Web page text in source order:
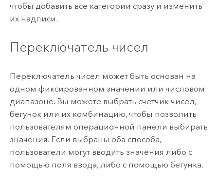
чтобы добавить все категории сразу и изменить
их надписи.
Переключатель чисел
Переключатель чисел может быть основан на
одном фиксированном значении или числовом
диапазоне. Вы можете выбрать счетчик чисел,
бегунок или их комбинацию, чтобы позволить
пользователям операционной панели выбирать
значения. Если выбраны оба способа,
пользователи могут вводить значения либо с
помощью поля ввода, либо с помощью бегунка.